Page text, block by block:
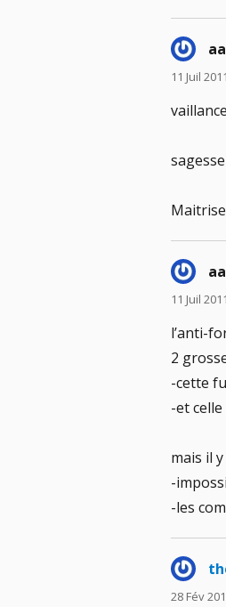
11 Juil
11 Juil
l’anti-
2
-cette
-et
mais il
-
-les
28 Fév